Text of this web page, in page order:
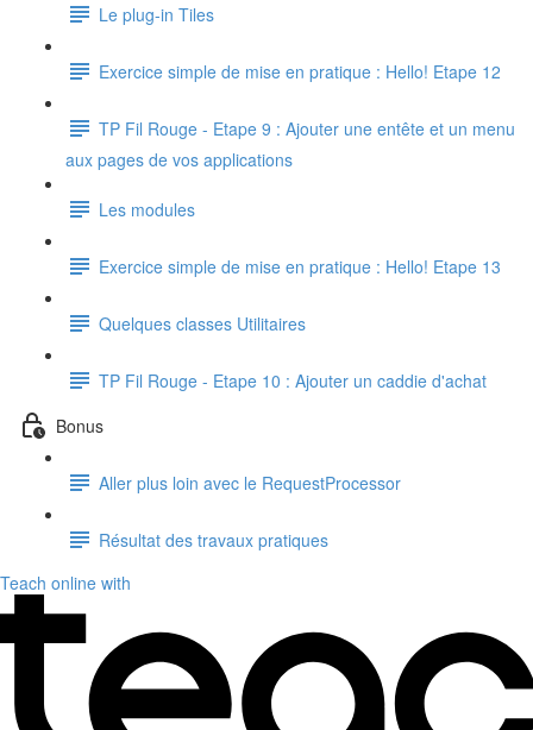
Le plug-in Tiles
Exercice simple de mise en pratique : Hello! Etape 12
TP Fil Rouge - Etape 9 : Ajouter une entête et un menu
aux pages de vos applications
Les modules
Exercice simple de mise en pratique : Hello! Etape 13
Quelques classes Utilitaires
TP Fil Rouge - Etape 10 : Ajouter un caddie d'achat
Bonus
Aller plus loin avec le RequestProcessor
Résultat des travaux pratiques
Teach online with